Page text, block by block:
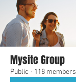
Mysite Group
Public · 118 members